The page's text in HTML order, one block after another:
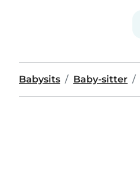
Babysits Baby-sitter